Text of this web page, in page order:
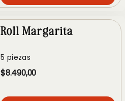
Roll Margarita
5 piezas
$8.490,00